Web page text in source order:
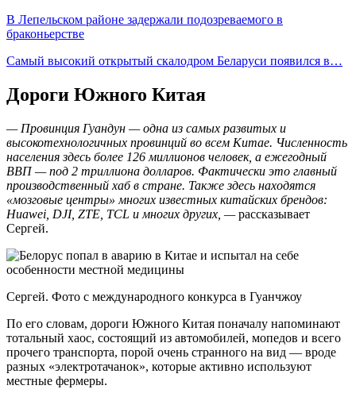
В Лепельском районе задержали подозреваемого в
браконьерстве
Самый высокий открытый скалодром Беларуси появился в…
Дороги Южного Китая
— Провинция Гуандун — одна из самых развитых и
высокотехнологичных провинций во всем Китае. Численность
населения здесь более 126 миллионов человек, а ежегодный
ВВП — под 2 триллиона долларов. Фактически это главный
производственный хаб в стране. Также здесь находятся
«мозговые центры» многих известных китайских брендов:
Huawei, DJI, ZTE, TCL и многих других, —рассказывает
Сергей.
Сергей. Фото с международного конкурса в Гуанчжоу
По его словам, дороги Южного Китая поначалу напоминают
тотальный хаос, состоящий из автомобилей, мопедов и всего
прочего транспорта, порой очень странного на вид — вроде
разных «электротачанок», которые активно используют
местные фермеры.